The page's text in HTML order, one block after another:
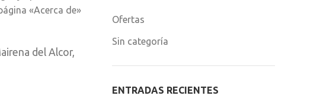
«Acerca de»
del Alcor,
Ofertas
Sin categoría
ENTRADAS RECIENTES